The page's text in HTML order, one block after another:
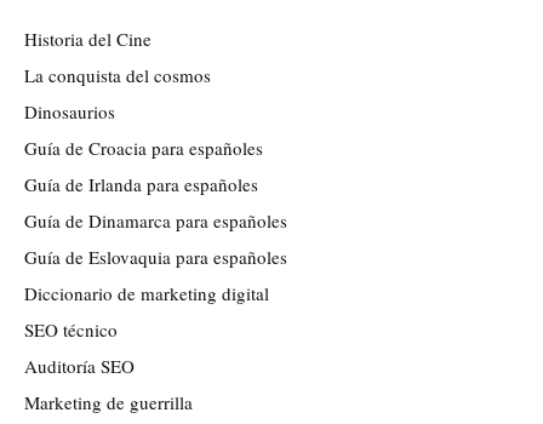
Historia del Cine
La conquista del cosmos
Dinosaurios
Guía de Croacia para españoles
Guía de Irlanda para españoles
Guía de Dinamarca para españoles
Guía de Eslovaquia para españoles
Diccionario de marketing digital
SEO técnico
Auditoría SEO
Marketing de guerrilla